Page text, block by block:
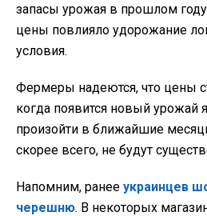
запасы урожая в прошлом
цены повлияло удорожание
условия.
Фермеры надеются, что цены
когда появится новый урожай
произойти в ближайшие
скорее всего, не будут
Напомним, ранее украинцев
черешню. В некоторых